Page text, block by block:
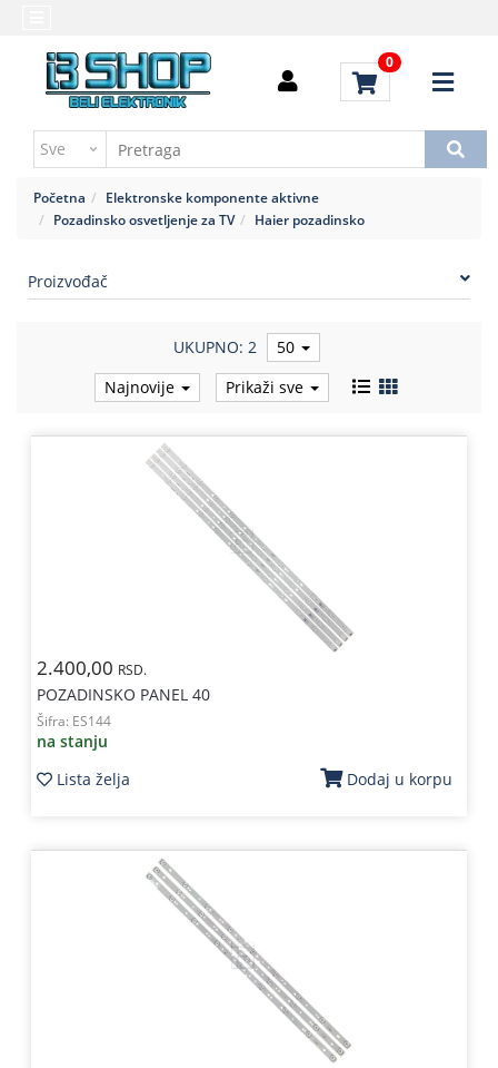
0
Baterija,punjač
Daljinski
Elektromehaničke
komponente
komponente
Elektronske
Poslovna
oprema,računari
program
Brendovi
Uputstvo
kupovinu
Početna
Elektronske komponente aktivne
Pozadinsko osvetljenje za TV
Haier pozadinsko
Proizvođač
UKUPNO: 2
50
Najnovije
Prikaži sve
2.400,00 RSD.
POZADINSKO PANEL 40
Šifra: ES144
na stanju
Lista želja
Dodaj u korpu